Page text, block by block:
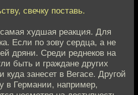
свечку поставь.
худшая реакция. Для
Если по зову сердца, а не
дряни. Среди реднеков на
быть и граждане других
куда занесет в Вегасе. Другой
в Германии, например,